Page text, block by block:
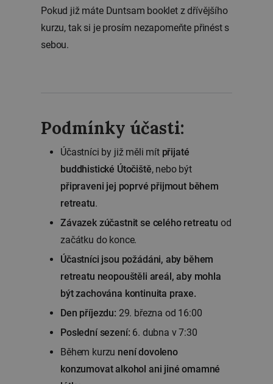
Pokud již máte Duntsam booklet z dřívějšího
kurzu, tak si je prosím nezapomeňte přinést s
sebou.
Podmínky účasti:
Účastníci by již měli mít přijaté
buddhistické Útočiště, nebo být
připraveni jej poprvé přijmout během
retreatu.
Závazek zúčastnit se celého retreatu od
začátku do konce.
Účastníci jsou požádáni, aby během
retreatu neopouštěli areál, aby mohla
být zachována kontinuita praxe.
Den příjezdu: 29. března od 16:00
Poslední sezení: 6. dubna v 7:30
Během kurzu není dovoleno
konzumovat alkohol ani jiné omamné